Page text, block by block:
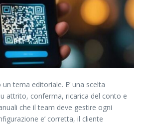
tema editoriale. E’ una scelta
attrito, conferma, ricarica del conto e
che il team deve gestire ogni
e’ corretta, il cliente